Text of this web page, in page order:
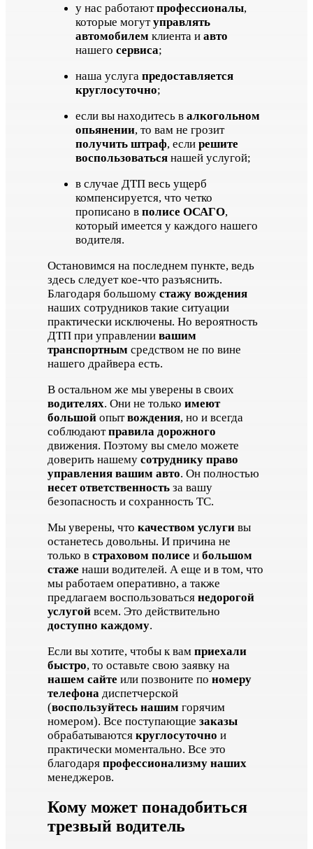
у нас работаютпрофессионалы,
которые могутуправлять
автомобилем клиента и авто
нашего сервиса;
наша услуга предоставляется
круглосуточно;
если вы находитесь в алкогольном
опьянении, то вам не грозит
получить штраф, если решите
воспользоватьсянашей услугой;
в случае ДТП весь ущерб
компенсируется, что четко
прописано в полисе ОСАГО,
который имеется у каждого нашего
водителя.
Остановимся на последнем пункте, ведь
здесь следует кое-что разъяснить.
Благодаря большому стажу вождения
наших сотрудников такие ситуации
практически исключены. Но вероятность
ДТП при управлении вашим
транспортным средством не по вине
нашего драйвера есть.
В остальном же мы уверены в своих
водителях. Они не только имеют
большойопытвождения, но и всегда
соблюдаютправила дорожного
движения. Поэтому вы смело можете
доверить нашему сотруднику право
управления вашим авто. Он полностью
несет ответственностьза вашу
безопасность и сохранность ТС.
Мы уверены, что качеством услугивы
останетесь довольны. И причина не
только в страховом полисе и большом
стаже наши водителей. А еще и в том, что
мы работаем оперативно, а также
предлагаем воспользоваться недорогой
услугойвсем. Это действительно
доступно каждому.
Если вы хотите, чтобы к вам приехали
быстро, то оставьте свою заявку на
нашем сайте или позвоните по номеру
телефона диспетчерской
(воспользуйтесь нашим горячим
номером). Все поступающие заказы
обрабатываются круглосуточно и
практически моментально. Все это
благодаря профессионализму наших
менеджеров.
Кому может понадобиться
трезвый водитель